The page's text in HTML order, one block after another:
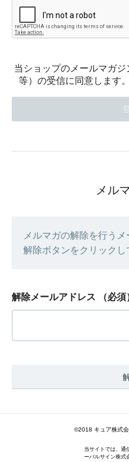
当ショップのメールマガ
等）の受信に同意します
メル
メルマガの解除を行うメ
解除ボタンをクリックし
解除メールアドレス （必須
©2018 キュア株式
当サイトでは、通
ーバルサイン株式